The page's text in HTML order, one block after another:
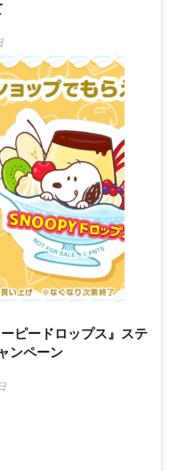
ピードロップス』ステ
ンペーン